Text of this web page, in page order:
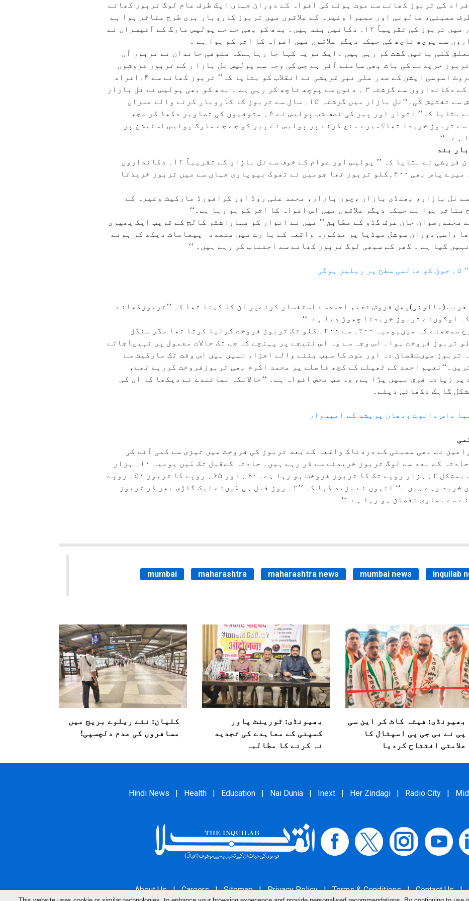
کے ایک ہی خاندان کے ۴؍افراد کی تربوز کھانے سے موت ہونے کی افواہ کے دوران جہاں ایک طرف عام لوگ تربوز کھانے
ممبئی، مالونی اور ممبرا وغیرہ کے علاقوں میں تربوز کاروبار بری طرح متاثر ہوا ہے
۔ پولیس اور عوام کے خوف سے نل بازار میں تربوز کی تقریباً ۱۲؍ دکانیں بند ہیں۔ بدھ کو بھی جے جے پولیس مارگ کے آفیسران نے
سے پوچھ تاچھ کی جبکہ دیگر علاقوں میں افواہ کا اثر کم ہوا ہے ۔
کئی باتیں گشت کر رہی ہیں ۔ایک تو یہ کہا جا رہاہےکہ متوفی خاندان نے تربوز آن
خریدنے کی بات بھی سامنے آئی ہے جس کی وجہ سے پولیس نل بازا ر کے تربوز فروشوں
سے پوچھ تاچھ کر رہی ہے ۔ نل بازار فروٹ اسوسی ایشن کے صدر علی نبی قریشی نے انقلاب کو بتایا کہ’’ تربوز کھانے سے ۴؍افراد
کی موت ہونےکی افواہ سے پولیس یہاں کے دکانداروں سے گزشتہ۳ ؍ دنوں سے پوچھ تاچھ کر رہی ہے ۔ بدھ کو بھی پولیس نے نل بازار
میں واقع مسجد کے قریب کےتربوز فروش سے تفتیش کی۔‘‘نل بازار میں گزشتہ ۱۵؍ سال سے تربوز کا کاروبار کرنے والے عمران
قریشی نے انقلاب سے بات چیت کرتے ہوئے بتایا کہ’’ اتوار اور پیر کی نصف شب پولیس نے ۴؍ متوفیوں کی تصاویر دکھا کر مجھ
تربوز خریدا تھا؟میرے منع کرنے پر پولیس نے پیر کو جے جے مارگ پولیس اسٹیشن پر
انقلاب کے ایک سوال کے جواب میں عمران قریشی نے بتایا کہ ’’ پولیس اور عوام کے خوف سے نل بازار کے تقریباً ۱۲؍ دکانداروں
نےتربوز کا کاروبار بند کر دیاہے ۔ میرے پاس بھی ۴۰۰؍کلو تربوز تھا جومیں نے تھوک بیوپاری جہاں سے میں تربوز خریدتا
نل بازار، بھنڈی بازار ،چور بازار، محمد علی روڈ اور کرافورڈ مارکیٹ وغیرہ کے
متاثر ہوا ہے جبکہ دیگر علاقوں میں اس افواہ کا اثر کم ہو رہا ہے۔‘‘
محمدرضوان خان عرف گڈو کے مطابق ’’ میں نے اتوار کو مہاراشٹر کالج کے قریب ایک پھیری
خریدا تھا ،اسی دوران سوشل میڈیا پر مذکورہ واقعہ کے با رے میں متعدد پیغامات دیکھ کر ہونے
گیا ہے ۔ گھر کے سبھی لوگ تربوز کھانے سے اجتناب کر رہے ہیں۔ ‘‘
(مالونی)پھل فروش نعیم احمدسے استفسار کرنےپر ان کا کہنا تھا کہ ’’تربوزکھانے
لوگوںنے تربوز خریدنا چھوڑ دیا ہے۔‘‘
انہوں نے یہ بھی بتایاکہ’’ اسے اس طرح سمجھئے کہ میںیومیہ ۲۰۰؍ سے ۳۰۰؍ کلو تک تربوز فروخت کرلیا کرتا تھا مگر منگل
روپے کلو کے حساب سے محض ۷؍ کلو تربوز فروخت ہوا۔ اس وجہ سے وہ اس نتیجے پر پہنچے کہ جب تک حالات معمول پر نہیںآجاتے
تربوز میںنقصان دہ اور موت کا سبب بننے والے اجزاء نہیں ہیں اس وقت تک مارکیٹ سے
احمد کے ٹھیلے کے کچھ فاصلے پر محمد اکرم بھی تربوزفروخت کررہے تھے،
پر زیادہ فرق نہیں پڑا ہے، وہ سب محض افواہ ہے۔ ‘‘حالانکہ نمائندے نے دیکھا کہ ان کی
گاہک دکھائی دیئے۔
داس دانوے ودھان پریشد کے امیدوار
نے بھی ممبئی کے دردناک واقعہ کے بعد تربوز کی فروخت میں تیزی سے کمی آنے کی
تصدیق کی ہے۔ انہوںنے بتایاکہ’’ اس حادثہ کے بعد سے لوگ تربوز خریدنے سے ڈر رہے ہیں۔ حادثہ کےقبل تک مَیں یومیہ ۱۰؍ ہزار
کا تربوز فروخت کر دیتا تھا لیکن اب بمشکل ۲؍ ہزار روپے تک کا تربوز فروخت ہو رہا ہے۔ ۶۰؍ اور ۶۵؍ روپے کا تربوز ۵۰؍ روپے
میں فروخت کرنے کے باوجود شہری نہیں خرید رہے ہیں ۔‘‘ انہوں نے مزید کہا کہ ’’۲؍ روز قبل ہی مَیںنے ایک گاڑی بھر کر تربوز
سے بھاری نقصان ہو رہا ہے۔‘‘
mumbai maharashtra maharashtra news mumbai news inquilab
بھیونڈی: فیتہ کاٹ کر این سی
پی نے بی جی پی اسپتال کا
علامتی افتتاح کردیا
بھیونڈی: ٹورینٹ پاور
کمپنی کے معاہدے کی تجدید
نہ کرنے کا مطالبہ
کلیان: نئے ریلوے بریج میں
مسافروں کی عدم دلچسپی!
Hindi News | Health | Education | Nai Dunia | Inext | Her Zindagi | Radio City |
About Us | Careers | Sitemap | Privacy Policy | Terms & Conditions | Contact Us |